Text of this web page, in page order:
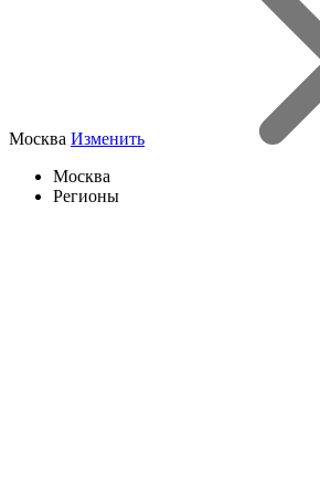
Москва Изменить
Москва
Регионы